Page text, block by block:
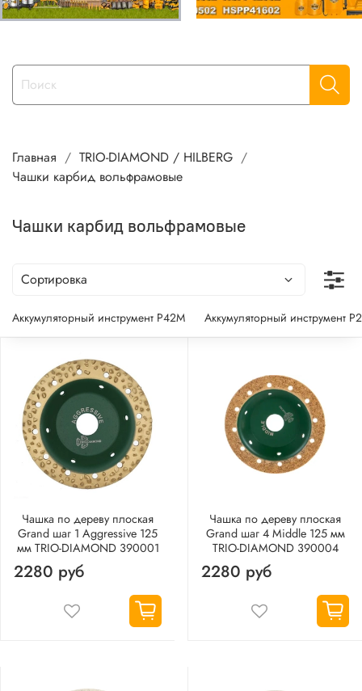
Главная
TRIO-DIAMOND / HILBERG
Чашки карбид вольфрамовые
Чашки карбид вольфрамовые
Аккумуляторный инструмент P42M Аккумуляторный инструмент
Чашка по дереву плоская
Grand шаг 1 Aggressive 125
мм TRIO-DIAMOND 390001
2280 руб
Чашка по дереву плоская
Grand шаг 4 Middle 125 мм
TRIO-DIAMOND 390004
2280 руб